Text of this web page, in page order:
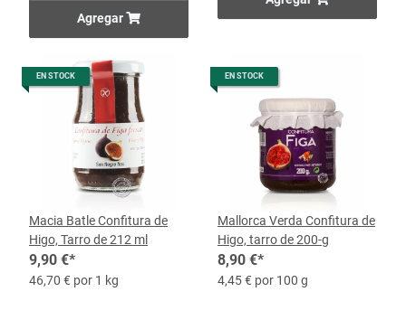
Agregar
EN STOCK
Macia Batle Confitura de
Higo, Tarro de 212 ml
9,90 €*
46,70 € por 1 kg
EN STOCK
Mallorca Verda Confitura de
Higo, tarro de 200-g
8,90 €*
4,45 € por 100 g